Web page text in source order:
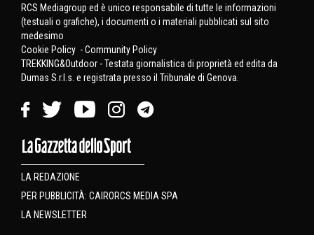
RCS Mediagroup ed è unico responsabile di tutte le informazioni
(testuali o grafiche), i documenti o i materiali pubblicati sul sito
medesimo
Cookie Policy -Community Policy
TREKKING&Outdoor - Testata giornalistica di proprietà ed edita da
Dumas S.r.l.s. e registrata presso il Tribunale di Genova.
LA REDAZIONE
PER PUBBLICITÀ: CAIRORCS MEDIA SPA
LA NEWSLETTER